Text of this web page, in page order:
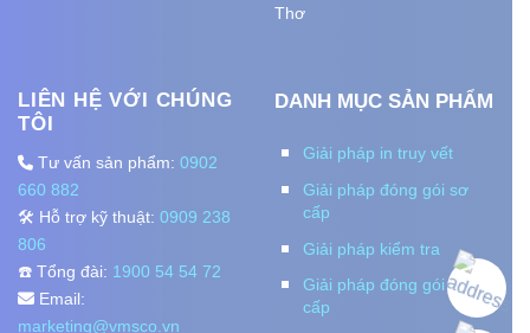
Thơ
LIÊN HỆ VỚI CHÚNG
TÔI
Tư vấn sản phẩm: 0902
660 882
🛠️ Hỗ trợ kỹ thuật: 0909 238
806
☎️ Tổng đài: 1900 54 54 72
Email:
marketing@vmsco.vn
DANH MỤC SẢN PHẨM
Giải pháp in truy vết
Giải pháp đóng gói sơ
cấp
Giải pháp kiểm tra
Giải pháp đóng gói thứ
cấp